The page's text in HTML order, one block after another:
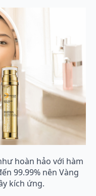
hoàn hảo với hàm
99.99% nên Vàng
kích ứng.